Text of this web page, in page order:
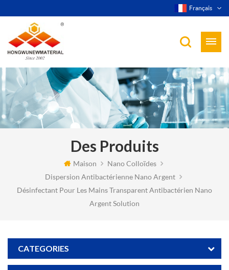
Français
Des Produits
Maison
Nano Colloïdes
Dispersion Antibactérienne Nano Argent
Désinfectant Pour Les Mains Transparent Antibactérien Nano
Argent Solution
CATEGORIES